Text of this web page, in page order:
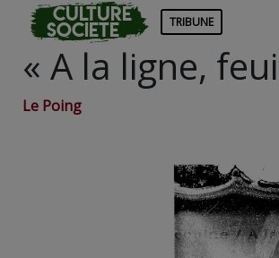
Culture
Societe TRIBUNE
« A la ligne,
Le Poing